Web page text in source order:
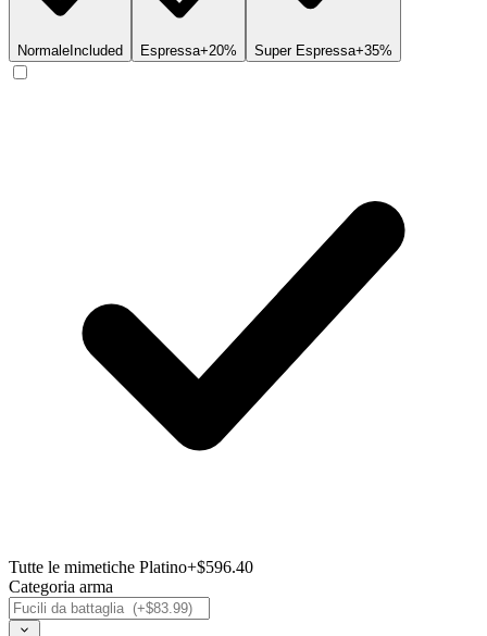
Normale Included Espressa+20% Super Espressa+35%
Tutte le mimetiche Platino+$596.40
Categoria arma